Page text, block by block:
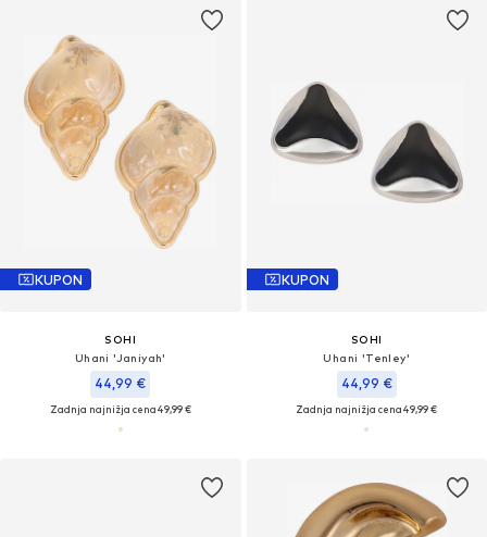
KUPON
SOHI
Uhani 'Janiyah'
44,99 €
Zadnja najnižja cena49,99 €
KUPON
SOHI
Uhani 'Tenley'
44,99 €
Zadnja najnižja cena49,99 €